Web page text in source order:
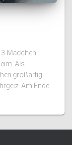
Mädchen
Als
großartig
Am Ende